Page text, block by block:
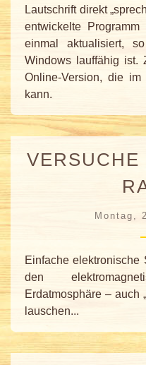
Lautschrift direkt
entwickelte
einmal aktualisiert,
Windows lauffähig ist.
Online-Version, die
kann.
VERSUCHE
Montag,
Einfache elektronische
den
Erdatmosphäre – auch
lauschen...